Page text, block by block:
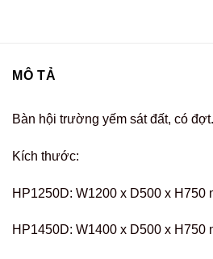
MÔ TẢ
Bàn hội trường yếm sát đất, có
Kích thước:
HP1250D: W1200 x D500 x H750
HP1450D: W1400 x D500 x H750